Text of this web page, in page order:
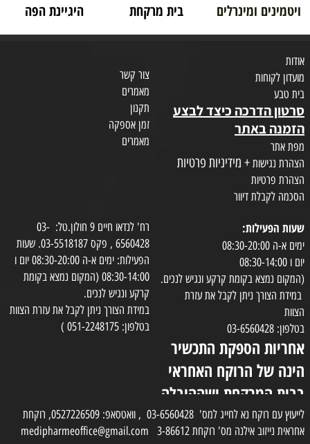
ויטמינים ומינרלים בית מרקחת היגיינת הפה
אודות
מועדון לקוחות
בית טבע
סרטון הדרכה כיצד לבצע
הזמנה באתר
מפת אתר
הצהרת נגישות + מידיניות פרטיות
הצהרת פרטיות
הסכמה לקבלת דיוור
צור קשר
מאמרים
תקנון
זמן אספקה
מאמרים
שעות הפעילות:
ימים א-ה 08:30-20:00
יום ו 08:30-14:00
(המקום נמצא בקומת קרקע ונגיש לנכים.
במידת הצורך ניתן לקבל את עזרת
הצוות
בטלפון: 03-6560428
אחריות הספקת התכשיר
הינה של הרוקח האחראי
בבית המרקחת ושההובלה
בפועל תעשה בעזרת
השליח
רח' לנדאו חיים 9 חולון.טל: 03-
6560428 , פקס 03-5518187. שעות
הפעילות: ימים א-ה 08:30-20:00 יום ו
08:30-14:00 (המקום נמצא בקומת
קרקע ונגיש לנכים.
במידת הצורך ניתן לקבל את עזרת הצוות
בטלפון: 051-2248175 )
לייעוץ עם רוקח נא לחייג למס' 03-6560428 , וואטסאפ: 0527226509, רוקחת
אחראית נייזוב אילנה מס' רוקחת 3-86612 medipharmeoffice@gmail.com